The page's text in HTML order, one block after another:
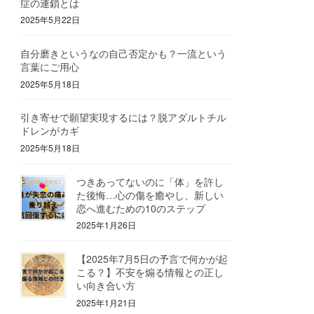
2025年5月22日
自分磨きというなの自己否定かも？一流という
言葉にご用心
2025年5月18日
引き寄せで願望実現するには？脱アダルトチル
ドレンがカギ
2025年5月18日
つきあってないのに「体」を許し
た後悔…心の傷を癒やし、新しい
恋へ進むための10のステップ
2025年1月26日
【2025年7月5日の予言で何かが起
こる？】不安を煽る情報との正し
い向き合い方
2025年1月21日